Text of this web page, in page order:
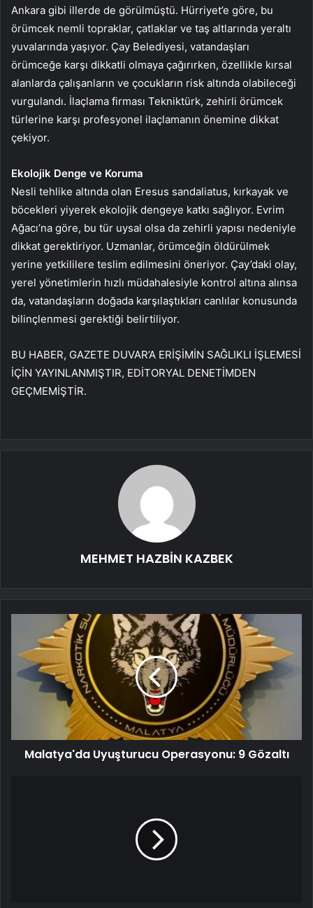
Ankara gibi illerde de görülmüştü. Hürriyet’e göre, bu
örümcek nemli topraklar, çatlaklar ve taş altlarında yeraltı
yuvalarında yaşıyor. Çay Belediyesi, vatandaşları
örümceğe karşı dikkatli olmaya çağırırken, özellikle kırsal
alanlarda çalışanların ve çocukların risk altında olabileceği
vurgulandı. İlaçlama firması Tekniktürk, zehirli örümcek
türlerine karşı profesyonel ilaçlamanın önemine dikkat
çekiyor.
Ekolojik Denge ve Koruma
Nesli tehlike altında olan Eresus sandaliatus, kırkayak ve
böcekleri yiyerek ekolojik dengeye katkı sağlıyor. Evrim
Ağacı’na göre, bu tür uysal olsa da zehirli yapısı nedeniyle
dikkat gerektiriyor. Uzmanlar, örümceğin öldürülmek
yerine yetkililere teslim edilmesini öneriyor. Çay’daki olay,
yerel yönetimlerin hızlı müdahalesiyle kontrol altına alınsa
da, vatandaşların doğada karşılaştıkları canlılar konusunda
bilinçlenmesi gerektiği belirtiliyor.
BU HABER, GAZETE DUVAR’A ERİŞİMİN SAĞLIKLI İŞLEMESİ
İÇİN YAYINLANMIŞTIR, EDİTORYAL DENETİMDEN
GEÇMEMİŞTİR.
MEHMET HAZBİN KAZBEK
Malatya'da Uyuşturucu Operasyonu: 9 Gözaltı